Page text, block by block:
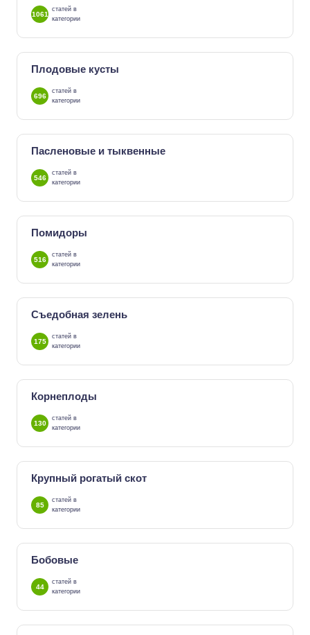
1061
статей в
категории
Плодовые кусты
696
статей в
категории
Пасленовые и тыквенные
546
статей в
категории
Помидоры
516
статей в
категории
Съедобная зелень
175
статей в
категории
Корнеплоды
130
статей в
категории
Крупный рогатый скот
85
статей в
категории
Бобовые
44
статей в
категории